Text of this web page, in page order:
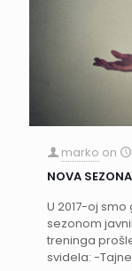
marko on
NOVA
U 2017-oj
sezonom
treninga
svidela: -